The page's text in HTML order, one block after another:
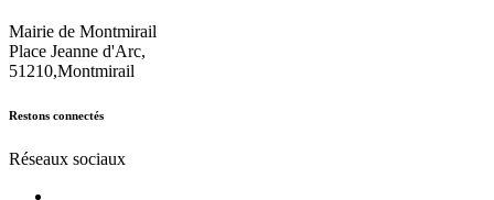
Mairie de Montmirail
Place Jeanne d'Arc,
51210,Montmirail
Restons connectés
Réseaux sociaux